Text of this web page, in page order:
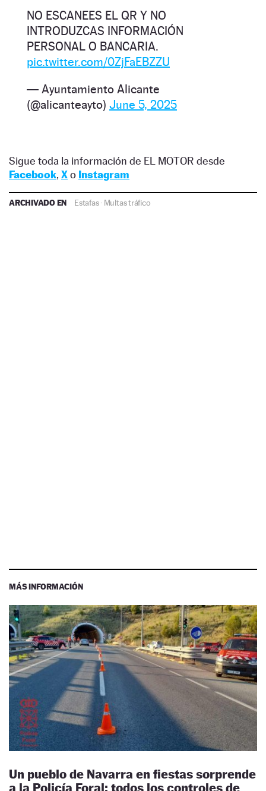
NO ESCANEES EL QR Y NO
INTRODUZCAS INFORMACIÓN
PERSONAL O BANCARIA.
pic.twitter.com/0ZjFaEBZZU
— Ayuntamiento Alicante
(@alicanteayto) June 5, 2025
Sigue toda la información de EL MOTOR desde
Facebook, Xo Instagram
ARCHIVADO EN Estafas· Multas tráfico
MÁS INFORMACIÓN
Un pueblo de Navarra en fiestas sorprende
a la Policía Foral: todos los controles de